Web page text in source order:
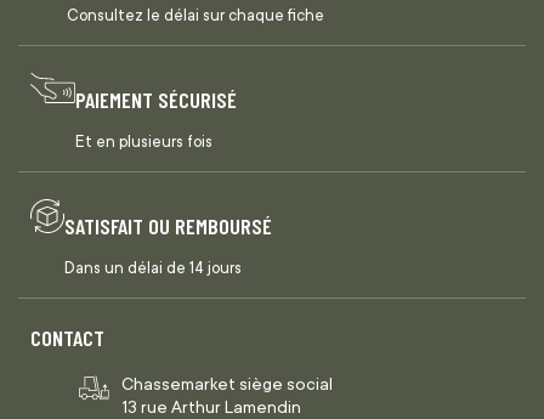
Consultez le délai sur chaque fiche
PAIEMENT SÉCURISÉ
Et en plusieurs fois
SATISFAIT OU REMBOURSÉ
Dans un délai de 14 jours
CONTACT
Chassemarket siège social
13 rue Arthur Lamendin